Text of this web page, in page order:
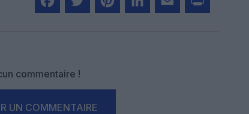
commentaire !
UN COMMENTAIRE